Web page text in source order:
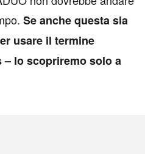
Se anche questa sia
usare il termine
– lo scopriremo solo a